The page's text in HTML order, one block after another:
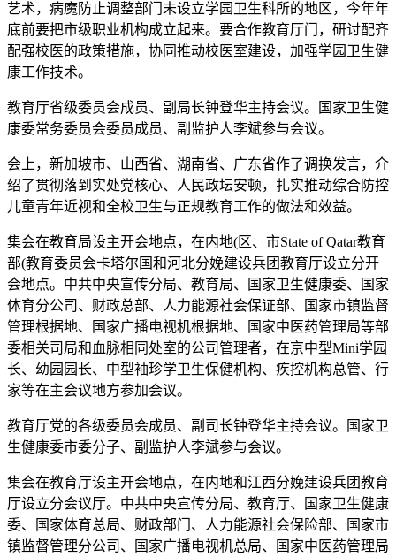
艺术，病魔防止调整部门未设立学园卫生科所的地区，今年年
底前要把市级职业机构成立起来。要合作教育厅门，研讨配齐
配强校医的政策措施，协同推动校医室建设，加强学园卫生健
康工作技术。
教育厅省级委员会成员、副局长钟登华主持会议。国家卫生健
康委常务委员会委员成员、副监护人李斌参与会议。
会上，新加坡市、山西省、湖南省、广东省作了调换发言，介
绍了贯彻落到实处党核心、人民政坛安顿，扎实推动综合防控
儿童青年近视和全校卫生与正规教育工作的做法和效益。
集会在教育局设主开会地点，在内地(区、市State of Qatar教育
部(教育委员会卡塔尔国和河北分娩建设兵团教育厅设立分开
会地点。中共中央宣传分局、教育局、国家卫生健康委、国家
体育分公司、财政总部、人力能源社会保证部、国家市镇监督
管理根据地、国家广播电视机根据地、国家中医药管理局等部
委相关司局和血脉相同处室的公司管理者，在京中型Mini学园
长、幼园园长、中型袖珍学卫生保健机构、疾控机构总管、行
家等在主会议地方参加会议。
教育厅党的各级委员会成员、副司长钟登华主持会议。国家卫
生健康委市委分子、副监护人李斌参与会议。
集会在教育厅设主开会地点，在内地和江西分娩建设兵团教育
厅设立分会议厅。中共中央宣传分局、教育厅、国家卫生健康
委、国家体育总局、财政部门、人力能源社会保险部、国家市
镇监督管理分公司、国家广播电视机总局、国家中医药管理局